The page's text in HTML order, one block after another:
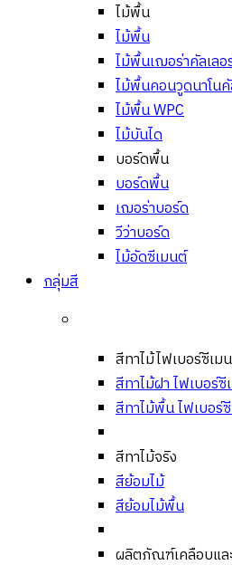
ไม้พื้น
ไม้พื้น
ไม้พื้นเฌอร่าคัลเลอ
ไม้พื้นคอนวูดนาโนคั
ไม้พื้น WPC
ไม้บันได
บอร์ดพื้น
บอร์ดพื้น
เฌอร่าบอร์ด
วีว่าบอร์ด
ไม้อัดซีเมนต์
กลุ่มสี
สีทาไม้ไฟเบอร์ซีเม
สีทาไม้ฝา ไฟเบอร์
สีทาไม้พื้น ไฟเบอร์
สีทาไม้จริง
สีย้อมไม้
สีย้อมไม้พื้น
ผลิตภัณฑ์เคลือบแล